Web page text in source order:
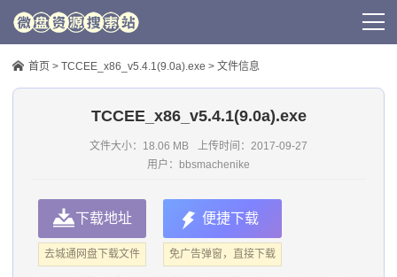
首页 > TCCEE_x86_v5.4.1(9.0a).exe > 文件信息
TCCEE_x86_v5.4.1(9.0a).exe
文件大小：18.06 MB 上传时间： 2017-09-27
用户： bbsmachenike
下载地址
去城通网盘下载文件
便捷下载
免广告弹窗，直接下载